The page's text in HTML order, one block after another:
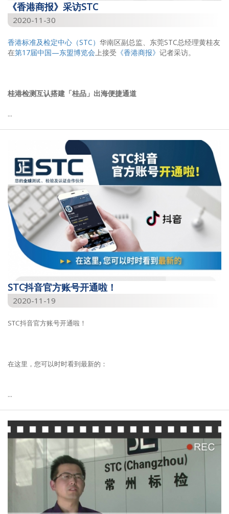
《香港商报》采访STC
2020-11-30
香港标准及检定中心（STC） 华南区副总监、东莞STC总经理黄桂友
在第17届中国—东盟博览会上接受 《香港商报》 记者采访。
桂港检测互认搭建「桂品」出海便捷通道
...
STC抖音官方账号开通啦！
2020-11-19
STC抖音官方账号开通啦！
在这里，您可以时时看到最新的：
...